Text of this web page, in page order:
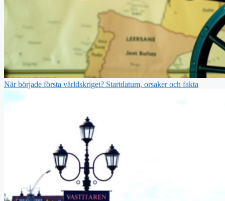
När började första världskriget? Startdatum, orsaker och fakta